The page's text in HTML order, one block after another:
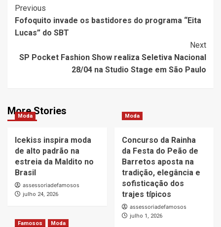
Post
Navigation
Previous
Fofoquito invade os bastidores do programa “Eita
Lucas” do SBT
Next
SP Pocket Fashion Show realiza Seletiva Nacional
28/04 na Studio Stage em São Paulo
More Stories
Moda
Icekiss inspira moda
de alto padrão na
estreia da Maldito no
Brasil
assessoriadefamosos
julho 24, 2026
Moda
Concurso da Rainha
da Festa do Peão de
Barretos aposta na
tradição, elegância e
sofisticação dos
trajes típicos
assessoriadefamosos
julho 1, 2026
Famosos
Moda